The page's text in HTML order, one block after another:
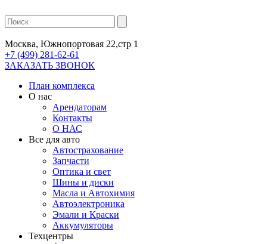
Москва, Южнопортовая 22,стр 1
+7 (499) 281-62-61
ЗАКАЗАТЬ ЗВОНОК
План комплекса
О нас
Арендаторам
Контакты
О НАС
Все для авто
Автострахование
Запчасти
Оптика и свет
Шины и диски
Масла и Автохимия
Автоэлектроника
Эмали и Краски
Аккумуляторы
Техцентры